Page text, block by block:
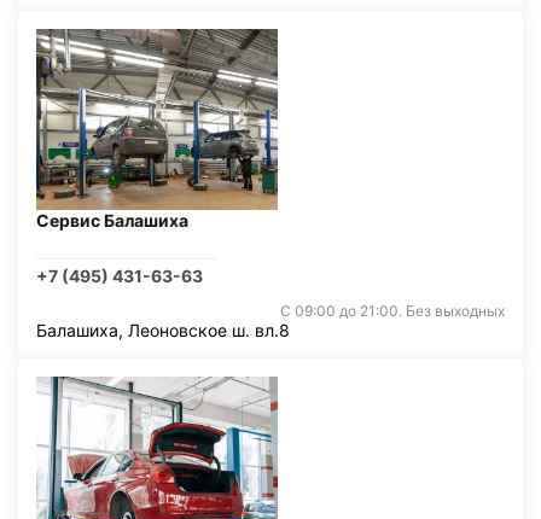
Сервис Балашиха
+7 (495) 431-63-63
С 09:00 до 21:00. Без выходных
Балашиха, Леоновское ш. вл.8